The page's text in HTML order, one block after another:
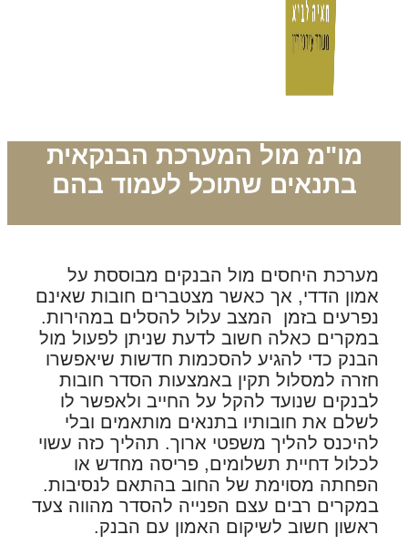
מו"מ מול המערכת הבנקאית
בתנאים שתוכל לעמוד בהם
מערכת היחסים מול הבנקים מבוססת על
אמון הדדי, אך כאשר מצטברים חובות שאינם
נפרעים בזמן המצב עלול להסלים במהירות.
במקרים כאלה חשוב לדעת שניתן לפעול מול
הבנק כדי להגיע להסכמות חדשות שיאפשרו
חזרה למסלול תקין באמצעות הסדר חובות
לבנקים שנועד להקל על החייב ולאפשר לו
לשלם את חובותיו בתנאים מותאמים ובלי
להיכנס להליך משפטי ארוך. תהליך כזה עשוי
לכלול דחיית תשלומים, פריסה מחדש או
הפחתה מסוימת של החוב בהתאם לנסיבות.
במקרים רבים עצם הפנייה להסדר מהווה צעד
ראשון חשוב לשיקום האמון עם הבנק.